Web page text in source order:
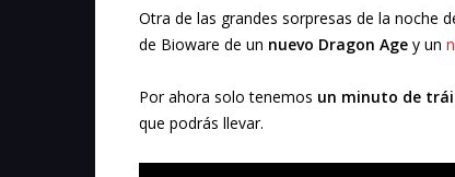
Otra de las grandes sorpresas de la noche
de Bioware de un nuevo Dragon Age y un
Por ahora solo tenemos un minuto de
que podrás llevar.